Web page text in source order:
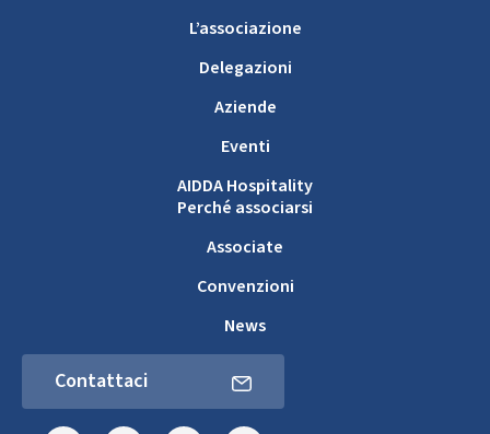
L’associazione
Delegazioni
Aziende
Eventi
AIDDA Hospitality
Perché associarsi
Associate
Convenzioni
News
Contattaci